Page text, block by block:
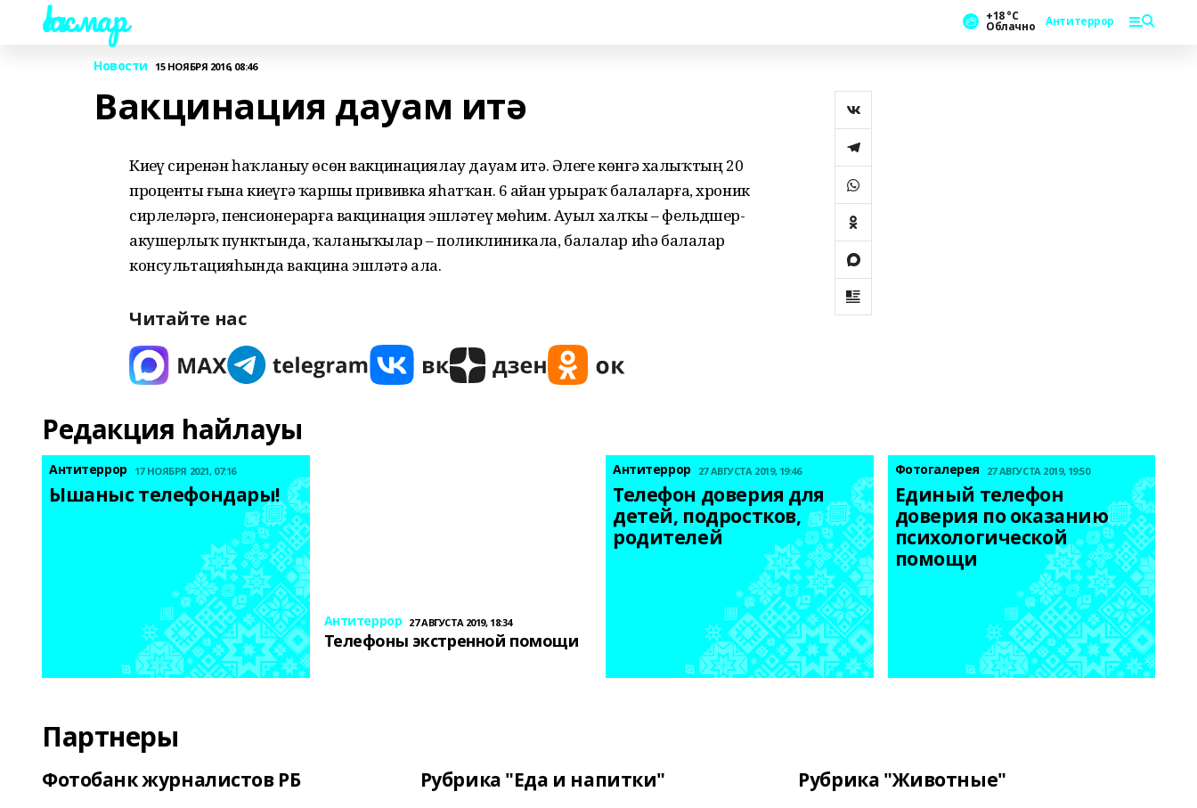
Һаҡмар +18 °С
Облачно Антитеррор
Новости 15 НОЯБРЯ 2016, 08:46
Вакцинация дауам итә
Киҙеү сиренән һаҡланыу өсөн вакцинациялау дауам итә. Әлеге көнгә халыҡтың 20
проценты ғына киҙеүгә ҡаршы прививка яһатҡан. 6 айҙан ҙурыраҡ балаларға, хроник
сирлеләргә, пенсионерҙарға вакцинация эшләтеү мөһим. Ауыл халҡы – фельдшер-
акушерлыҡ пунктында, ҡаланыҡылар – поликлиникала, балалар иһә балалар
консультацияһында вакцина эшләтә ала.
Читайте нас
Редакция һайлауы
Антитеррор 17 НОЯБРЯ 2021, 07:16
Ышаныс телефондары!
Антитеррор 27 АВГУСТА 2019, 18:34
Телефоны экстренной помощи
Антитеррор 27 АВГУСТА 2019, 19:46
Телефон доверия для
детей, подростков,
родителей
Фотогалерея 27 АВГУСТА 2019, 19:50
Единый телефон
доверия по оказанию
психологической
помощи
Партнеры
Фотобанк журналистов РБ Рубрика "Еда и напитки" Рубрика "Животные"